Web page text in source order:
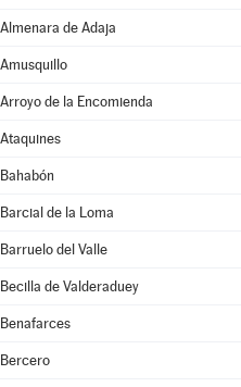
Almenara de Adaja
Amusquillo
Arroyo de la Encomienda
Ataquines
Bahabón
Barcial de la Loma
Barruelo del Valle
Becilla de Valderaduey
Benafarces
Bercero